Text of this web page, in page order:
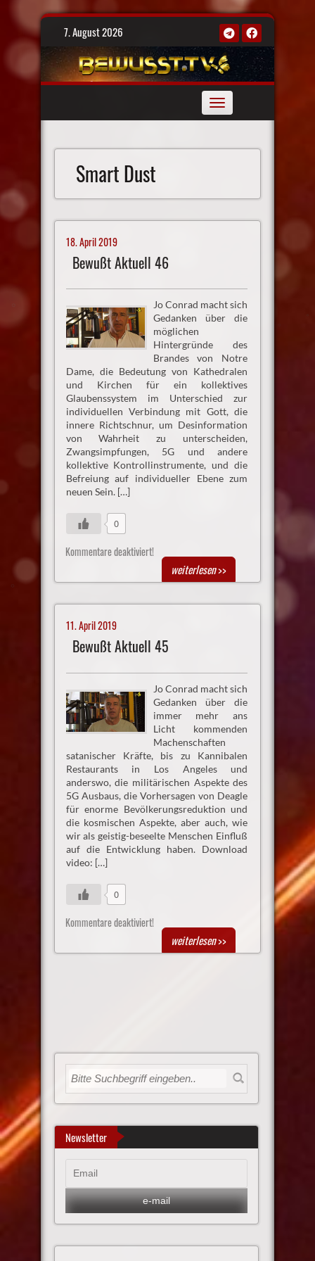
Skip
to
7. August 2026
Toggle
navigation
Smart Dust
18. April 2019
Bewußt Aktuell 46
Jo Conrad macht sich
Gedanken über die
möglichen
Hintergründe des
Brandes von Notre
Dame, die Bedeutung von Kathedralen
und Kirchen für ein kollektives
Glaubenssystem im Unterschied zur
individuellen Verbindung mit Gott, die
innere Richtschnur, um Desinformation
von Wahrheit zu unterscheiden,
Zwangsimpfungen, 5G und andere
kollektive Kontrollinstrumente, und die
Befreiung auf individueller Ebene zum
neuen Sein. […]
0
Kommentare deaktiviert!
weiterlesen>>
11. April 2019
Bewußt Aktuell 45
Jo Conrad macht sich
Gedanken über die
immer mehr ans
Licht kommenden
Machenschaften
satanischer Kräfte, bis zu Kannibalen
Restaurants in Los Angeles und
anderswo, die militärischen Aspekte des
5G Ausbaus, die Vorhersagen von Deagle
für enorme Bevölkerungsreduktion und
die kosmischen Aspekte, aber auch, wie
wir als geistig-beseelte Menschen Einfluß
auf die Entwicklung haben. Download
video: […]
0
Kommentare deaktiviert!
weiterlesen>>
Newsletter